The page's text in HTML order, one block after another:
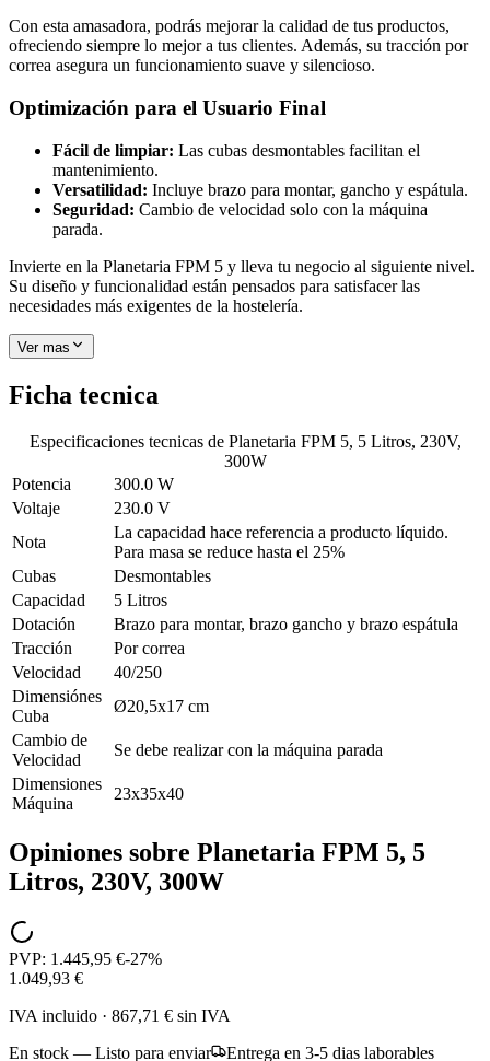
Con esta amasadora, podrás mejorar la calidad de tus productos,
ofreciendo siempre lo mejor a tus clientes. Además, su tracción por
correa asegura un funcionamiento suave y silencioso.
Optimización para el Usuario Final
Fácil de limpiar: Las cubas desmontables facilitan el
mantenimiento.
Versatilidad: Incluye brazo para montar, gancho y espátula.
Seguridad: Cambio de velocidad solo con la máquina
parada.
Invierte en la Planetaria FPM 5 y lleva tu negocio al siguiente nivel.
Su diseño y funcionalidad están pensados para satisfacer las
necesidades más exigentes de la hostelería.
Ver mas
Ficha tecnica
Especificaciones tecnicas de Planetaria FPM 5, 5 Litros, 230V,
300W
Potencia
300.0 W
Voltaje
230.0 V
Nota
La capacidad hace referencia a producto líquido.
Para masa se reduce hasta el 25%
Cubas
Desmontables
Capacidad
5 Litros
Dotación
Brazo para montar, brazo gancho y brazo espátula
Tracción
Por correa
Velocidad
40/250
Dimensiónes
Cuba
Ø20,5x17 cm
Cambio de
Velocidad
Se debe realizar con la máquina parada
Dimensiones
Máquina
23x35x40
Opiniones sobre Planetaria FPM 5, 5
Litros, 230V, 300W
PVP: 1.445,95 €-27%
1.049,93 €
IVA incluido · 867,71 € sin IVA
En stock — Listo para enviar
Entrega en 3-5 dias laborables